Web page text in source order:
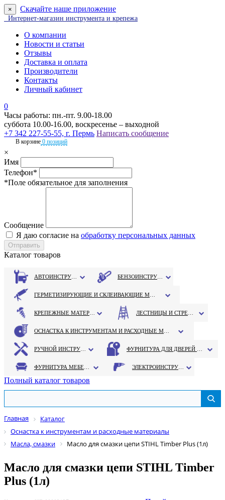
× Скачайте наше приложение
Интернет-магазин инструмента и крепежа
О компании
Новости и статьи
Отзывы
Доставка и оплата
Производители
Контакты
Личный кабинет
0
Часы работы: пн.-пт. 9.00-18.00
суббота 10.00-16.00, воскресенье – выходной
+7 342 227-55-55, г. Пермь Написать сообщение
В корзине 0 позиций
×
Имя
Телефон*
*Поле обязательное для заполнения
Сообщение
Я даю согласие на обработку персональных данных
Каталог товаров
Полный каталог товаров
Главная
Каталог
Оснастка к инструментам и расходные материалы
Масла, смазки
Масло для смазки цепи STIHL Timber Plus (1л)
Масло для смазки цепи STIHL Timber
Plus (1л)